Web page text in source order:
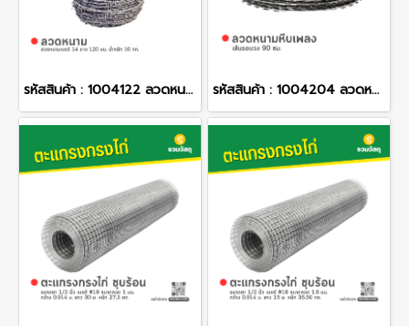
รหัสสินค้า : 1004122 ลวดหนาม เบอร์ 14 ยาว 120 ซม. น้ำหนัก 10 กก. รหัสสินค้า : 1004204 ลวดหนามหีบเพลง เส้นรอบวง 90 ซม.